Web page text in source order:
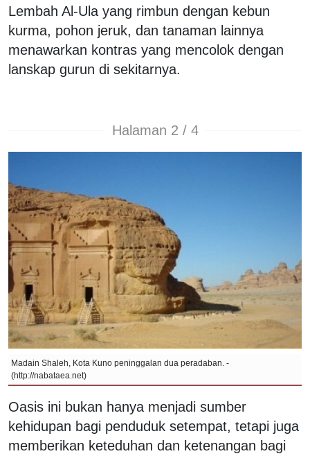
Lembah Al-Ula yang rimbun dengan kebun
kurma, pohon jeruk, dan tanaman lainnya
menawarkan kontras yang mencolok dengan
lanskap gurun di sekitarnya.
Halaman 2 / 4
Madain Shaleh, Kota Kuno peninggalan dua peradaban. -
(http://nabataea.net)
Oasis ini bukan hanya menjadi sumber
kehidupan bagi penduduk setempat, tetapi juga
memberikan keteduhan dan ketenangan bagi